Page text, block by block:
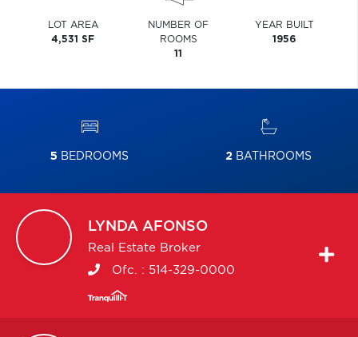
LOT AREA
4,531 SF
NUMBER OF
ROOMS
11
YEAR BUILT
1956
5 BEDROOMS 2 BATHROOMS
LYNDA AFONSO
Real Estate Broker
Ofc. : 514-329-0000